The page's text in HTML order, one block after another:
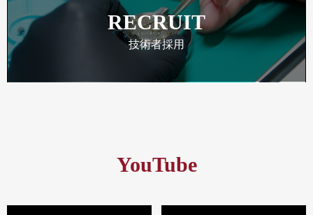
RECRUIT
技術者採用
YouTube